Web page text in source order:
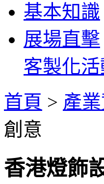
基本知識
展場直擊
客製化活
首頁 > 產
創意
香港燈飾